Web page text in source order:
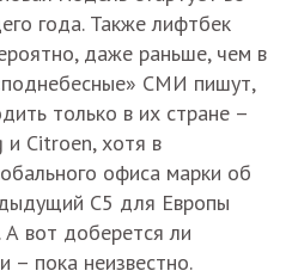
года. Также лифтбек
даже раньше, чем в
СМИ пишут,
только в их стране –
Citroen, хотя в
офиса марки об
C5 для Европы
вот доберется ли
– пока неизвестно.